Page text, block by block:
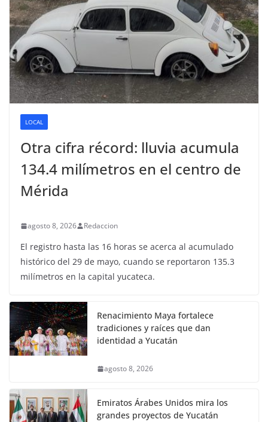
LOCAL
Otra cifra récord: lluvia acumula
134.4 milímetros en el centro de
Mérida
agosto 8, 2026 Redaccion
El registro hasta las 16 horas se acerca al acumulado
histórico del 29 de mayo, cuando se reportaron 135.3
milímetros en la capital yucateca.
Renacimiento Maya fortalece
tradiciones y raíces que dan
identidad a Yucatán
agosto 8, 2026
Emiratos Árabes Unidos mira los
grandes proyectos de Yucatán